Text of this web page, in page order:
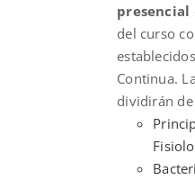
presencial
del curso
Continua.
dividirán